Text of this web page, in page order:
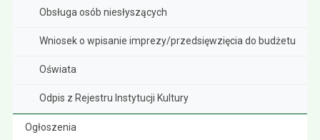
Obsługa osób niesłyszących
Wniosek o wpisanie imprezy/przedsięwzięcia do budżetu
Oświata
Odpis z Rejestru Instytucji Kultury
Ogłoszenia